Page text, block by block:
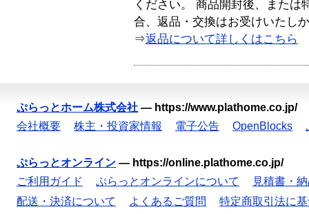
ください。 商品開封後、または
合、返品・交換はお受けいたし
⇒返品について詳しくはこちら
ぷらっとホーム株式会社 — https://www.plathome.co.jp/
会社概要
株主・投資家情報 電子公告 OpenBlocks
ぷらっとオンライン — https://online.plathome.co.jp/
ご利用ガイド
ぷらっとオンラインについて
見積書・
配送・決済について
よくあるご質問
特定商取引法に